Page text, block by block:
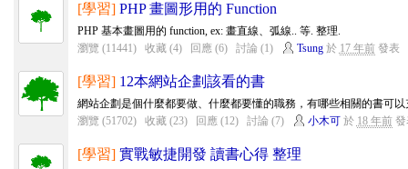
[學習] PHP 畫圖形用的 Function
PHP 基本畫圖用的 function, ex: 畫直線、弧線.. 等. 整理.
瀏覽 (11441)
收藏 (4) 回應 (6) 討論 (1) Tsung於 17 年前發表
[學習] 12本網站企劃該看的書
網站企劃是個什麼都要做、什麼都要懂的職務，有哪些相關的書可
瀏覽 (51702)
收藏 (23) 回應 (12) 討論 (7) 小木可於 18 年前發
[學習] 實戰敏捷開發 讀書心得 整理